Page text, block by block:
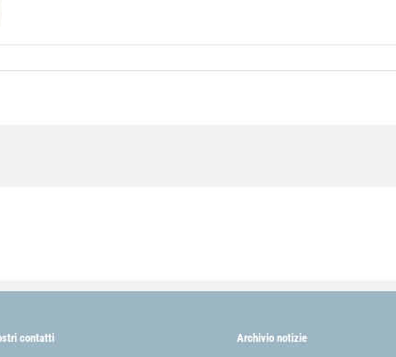
contatti Archivio notizie